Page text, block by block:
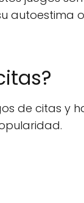
autoestima
de citas y